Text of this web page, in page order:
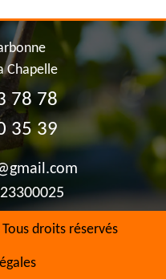
Chapelle
78 78
35 39
droits réservés